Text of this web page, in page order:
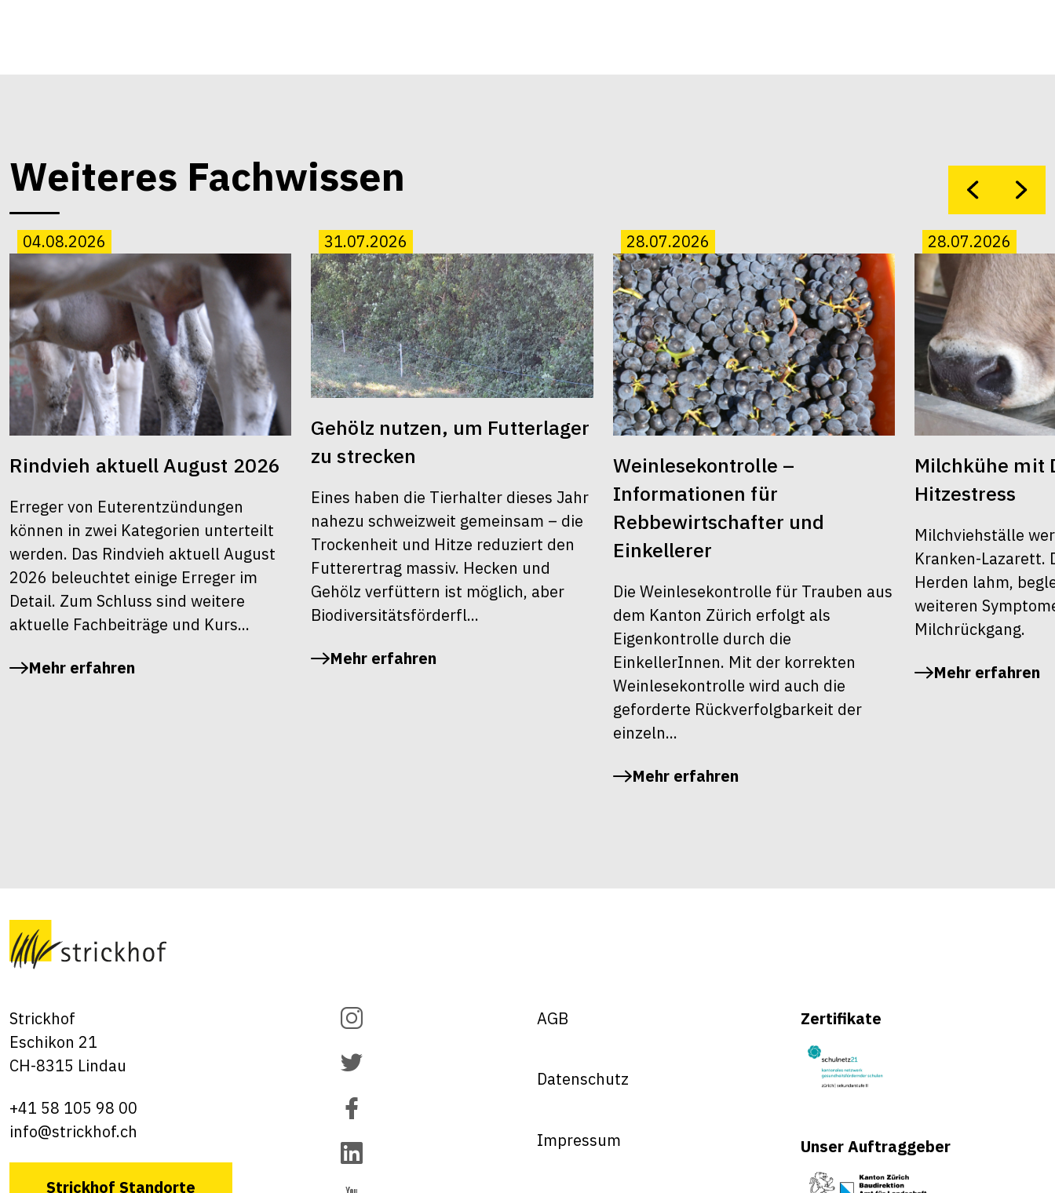
Weiteres Fachwissen
04.08.2026
Rindvieh aktuell August 2026
Erreger von Euterentzündungen
können in zwei Kategorien unterteilt
werden. Das Rindvieh aktuell August
2026 beleuchtet einige Erreger im
Detail. Zum Schluss sind weitere
aktuelle Fachbeiträge und Kurs...
Mehr erfahren
31.07.2026
Gehölz nutzen, um Futterlager
zu strecken
Eines haben die Tierhalter dieses Jahr
nahezu schweizweit gemeinsam – die
Trockenheit und Hitze reduziert den
Futterertrag massiv. Hecken und
Gehölz verfüttern ist möglich, aber
Biodiversitätsförderfl...
Mehr erfahren
28.07.2026
Weinlesekontrolle –
Informationen für
Rebbewirtschafter und
Einkellerer
Die Weinlesekontrolle für Trauben aus
dem Kanton Zürich erfolgt als
Eigenkontrolle durch die
EinkellerInnen. Mit der korrekten
Weinlesekontrolle wird auch die
geforderte Rückverfolgbarkeit der
einzeln...
Mehr erfahren
28.07.2026
Milchkühe mit
Hitzestress
Milchviehställe
Kranken-Lazarett.
Herden lahm,
weiteren
Milchrückgang.
Mehr erfahren
Strickhof
Eschikon 21
CH-8315 Lindau
+41 58 105 98 00
info@strickhof.ch
Strickhof Standorte
AGB
Datenschutz
Impressum
Zertifikate
Unser Auftraggeber